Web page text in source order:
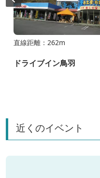
直線距離：262m
ドライブイン鳥羽
近くのイベント